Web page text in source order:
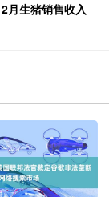
月生猪销售收入